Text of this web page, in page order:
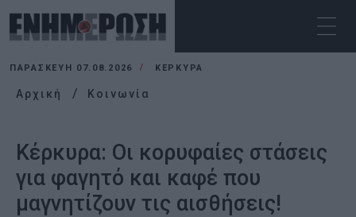
ΠΑΡΑΣΚΕΥΉ 07.08.2026 ΚΕΡΚΥΡΑ
Αρχική Κοινωνία
Κέρκυρα: Οι κορυφαίες στάσεις
για φαγητό και καφέ που
μαγνητίζουν τις αισθήσεις!